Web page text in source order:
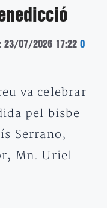
23/07/2026 17:22 0
va celebrar
pel bisbe
Serrano,
Mn. Uriel